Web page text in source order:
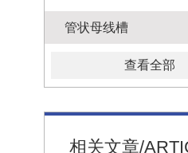
管状母线槽
查看全部
相关文章/